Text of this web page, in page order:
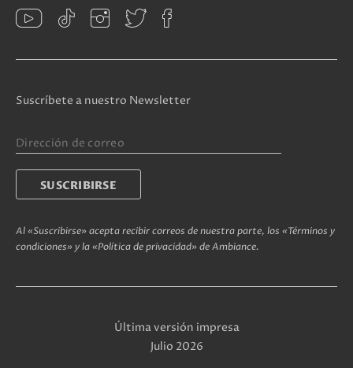
Suscríbete a nuestro Newsletter
Al «Suscribirse» acepta recibir correos de nuestra parte, los «Términos y
condiciones» y la «Política de privacidad» de Ambiance.
Última versión impresa
Julio 2026